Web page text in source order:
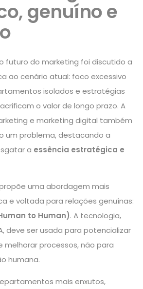
genuíno e
o futuro do marketing foi discutido a
ao cenário atual: foco excessivo
isolados e estratégias
o valor de longo prazo. A
e marketing digital também
um problema, destacando a
a essência estratégica e
uma abordagem mais
e voltada para relações genuínas:
to Human). A tecnologia,
deve ser usada para potencializar
melhorar processos, não para
humana.
mais enxutos,